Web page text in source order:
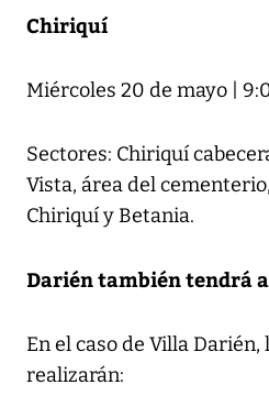
Chiriquí
Miércoles 20 de mayo |
Sectores: Chiriquí
Vista, área del
Chiriquí y Betania.
Darién también tendrá
En el caso de Villa Darién,
realizarán: